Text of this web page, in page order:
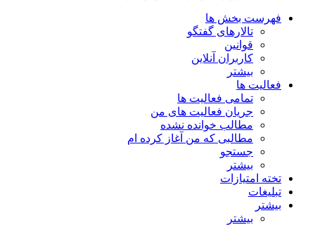
فهرست بخش ها
تالارهای گفتگو
قوانین
کاربران آنلاین
بیشتر
فعالیت ها
تمامی فعالیت ها
جریان فعالیت های من
مطالب خوانده نشده
مطالبی که من آغاز کرده ام
جستجو
بیشتر
تخته امتیازات
تبلیغات
بیشتر
بیشتر